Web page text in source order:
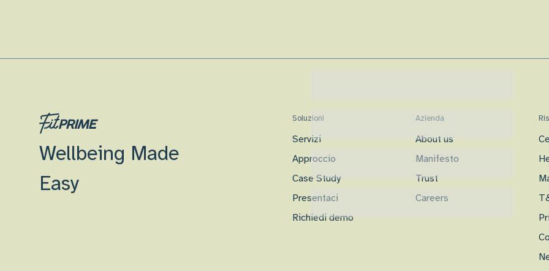
Wellbeing Made
Easy
Soluzioni
Servizi
Approccio
Case Study
Presentaci
Richiedi demo
Azienda
About us
Manifesto
Trust
Careers